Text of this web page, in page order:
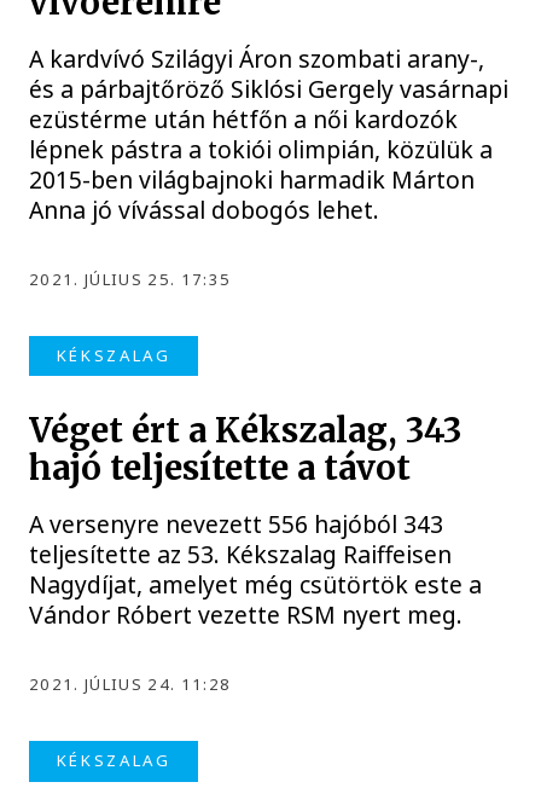
A kardvívó Szilágyi Áron szombati arany-,
és a párbajtőröző Siklósi Gergely vasárnapi
ezüstérme után hétfőn a női kardozók
lépnek pástra a tokiói olimpián, közülük a
2015-ben világbajnoki harmadik Márton
Anna jó vívással dobogós lehet.
2021. JÚLIUS 25. 17:35
KÉKSZALAG
Véget ért a Kékszalag, 343
hajó teljesítette a távot
A versenyre nevezett 556 hajóból 343
teljesítette az 53. Kékszalag Raiffeisen
Nagydíjat, amelyet még csütörtök este a
Vándor Róbert vezette RSM nyert meg.
2021. JÚLIUS 24. 11:28
KÉKSZALAG